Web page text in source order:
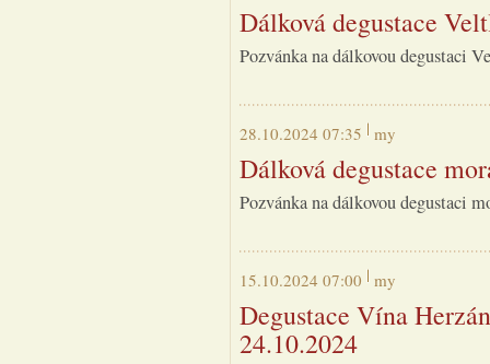
Dálková degustace
Pozvánka na dálkovou degustaci
28.10.2024 07:35 my
Dálková degustace
Pozvánka na dálkovou degustaci
15.10.2024 07:00 my
Degustace Vína
24.10.2024